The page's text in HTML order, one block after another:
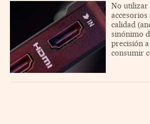
No utilizar
calidad
sinónimo
precisión
consumir